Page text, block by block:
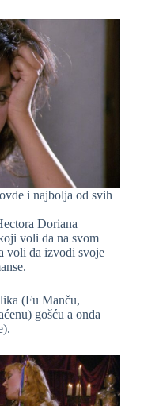
i najbolja od svih
Doriana
voli da na svom
voli da izvodi svoje
(Fu Manču,
gošću a onda